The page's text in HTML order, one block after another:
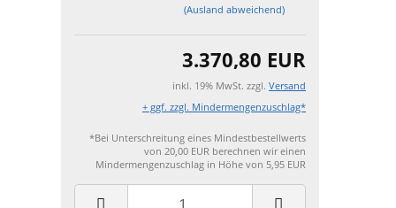
(Ausland abweichend)
3.370,80 EUR
inkl. 19% MwSt. zzgl. Versand
+ ggf. zzgl. Mindermengenzuschlag*
*Bei Unterschreitung eines Mindestbestellwerts
von 20,00 EUR berechnen wir einen
Mindermengenzuschlag in Höhe von 5,95 EUR